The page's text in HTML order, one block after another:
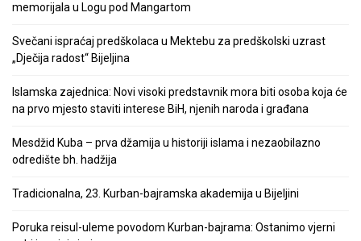
memorijala u Logu pod Mangartom
Svečani ispraćaj predškolaca u Mektebu za predškolski uzrast
„Dječija radost“ Bijeljina
Islamska zajednica: Novi visoki predstavnik mora biti osoba koja će
na prvo mjesto staviti interese BiH, njenih naroda i građana
Mesdžid Kuba – prva džamija u historiji islama i nezaobilazno
odredište bh. hadžija
Tradicionalna, 23. Kurban-bajramska akademija u Bijeljini
Poruka reisul-uleme povodom Kurban-bajrama: Ostanimo vjerni